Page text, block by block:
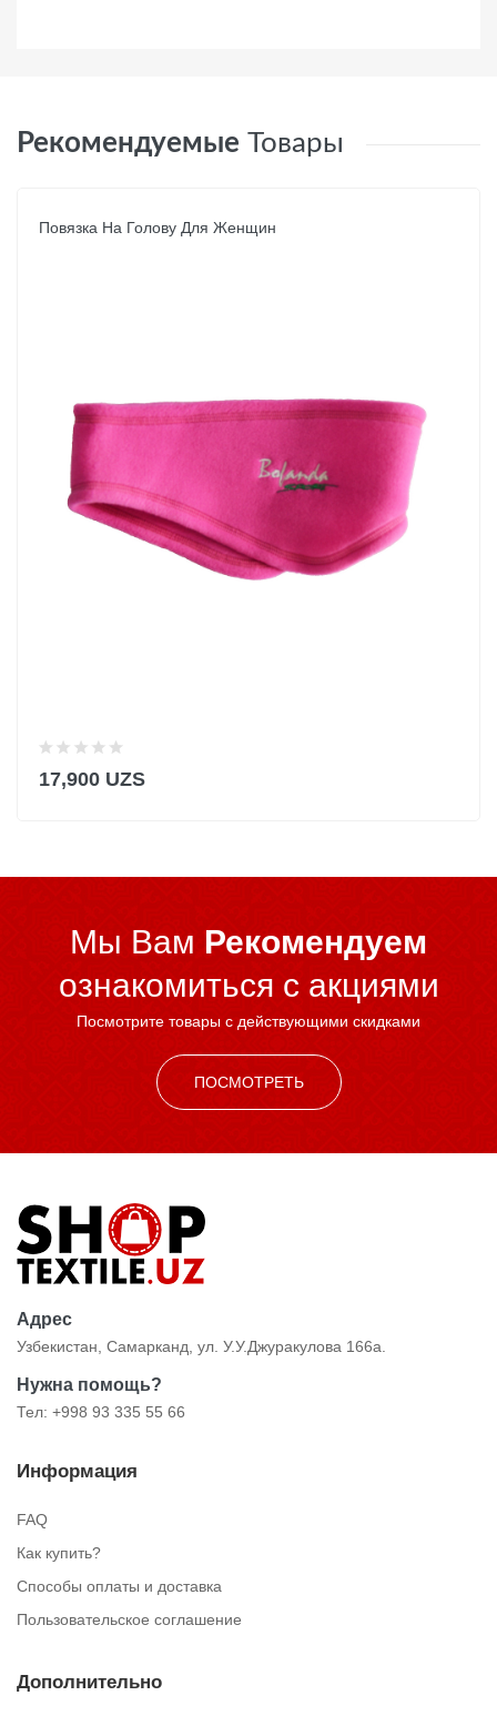
Рекомендуемые Товары
Повязка На Голову Для Женщин
17,900 UZS
Мы Вам Рекомендуем
ознакомиться c акциями
Посмотрите товары с действующими скидками
ПОСМОТРЕТЬ
Адрес
Узбекистан, Самарканд, ул. У.У.Джуракулова 166а.
Нужна помощь?
Тел: +998 93 335 55 66
Информация
FAQ
Как купить?
Способы оплаты и доставка
Пользовательское соглашение
Дополнительно